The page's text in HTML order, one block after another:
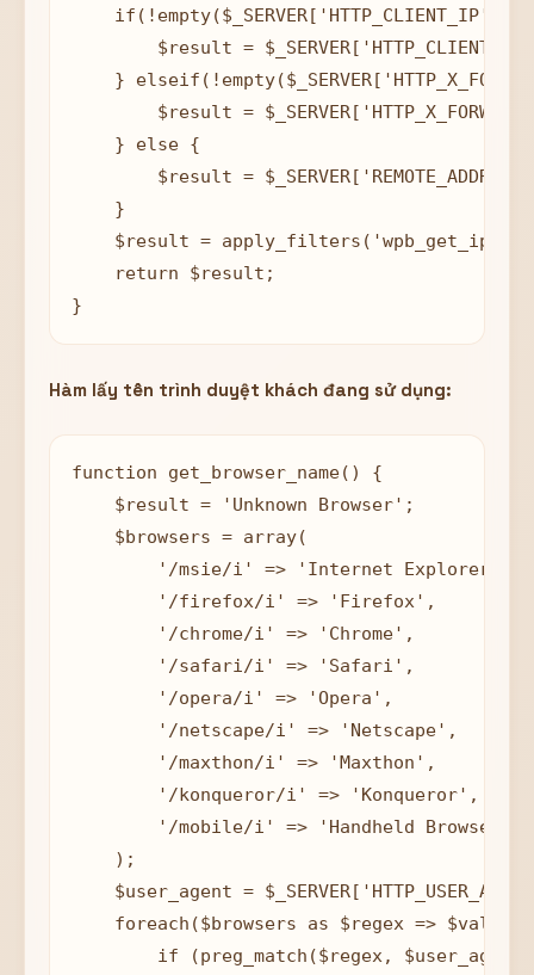
if(!empty($_SERVER['HTTP_CLIENT_IP']))
$result =
}
$result =
    } else {
        $result = $_SERVER['REMOTE_ADDR'];
    }
$result = apply_filters('wpb_get_ip',
    return $result;
Hàm lấy tên trình duyệt khách đang sử dụng:
function get_browser_name() {
    $result = 'Unknown Browser';
    $browsers = array(
        '/msie/i' => 'Internet Explorer',
        '/firefox/i' => 'Firefox',
        '/chrome/i' => 'Chrome',
        '/safari/i' => 'Safari',
        '/opera/i' => 'Opera',
        '/netscape/i' => 'Netscape',
        '/maxthon/i' => 'Maxthon',
        '/konqueror/i' => 'Konqueror',
        '/mobile/i' => 'Handheld Browser'
    );
$user_agent =
foreach($browsers as $regex => $value)
if (preg_match($regex,